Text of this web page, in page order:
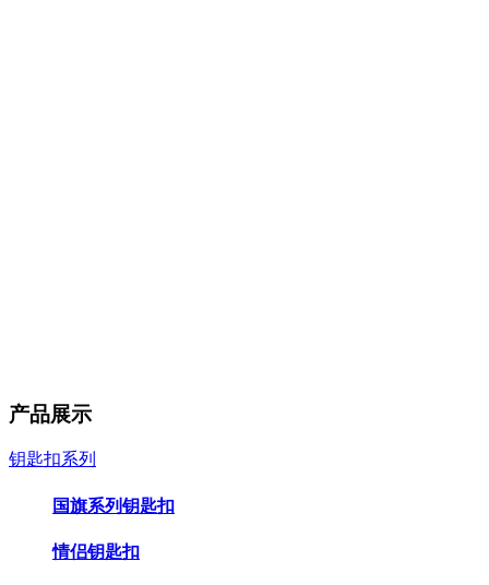
产品展示
钥匙扣系列
国旗系列钥匙扣
情侣钥匙扣